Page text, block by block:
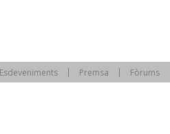
Esdeveniments Premsa Fòrums